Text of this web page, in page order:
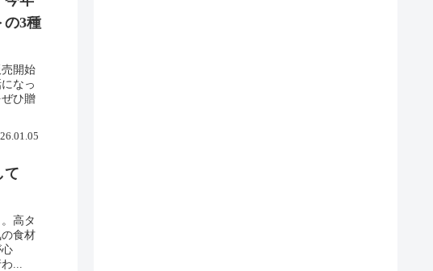
の3種
開始
なっ
ひ贈
て
高タ
食材
...